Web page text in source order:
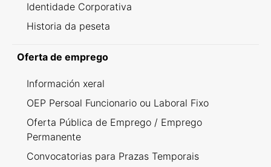
Identidade Corporativa
Historia da peseta
Oferta de emprego
Información xeral
OEP Persoal Funcionario ou Laboral Fixo
Oferta Pública de Emprego / Emprego
Permanente
Convocatorias para Prazas Temporais